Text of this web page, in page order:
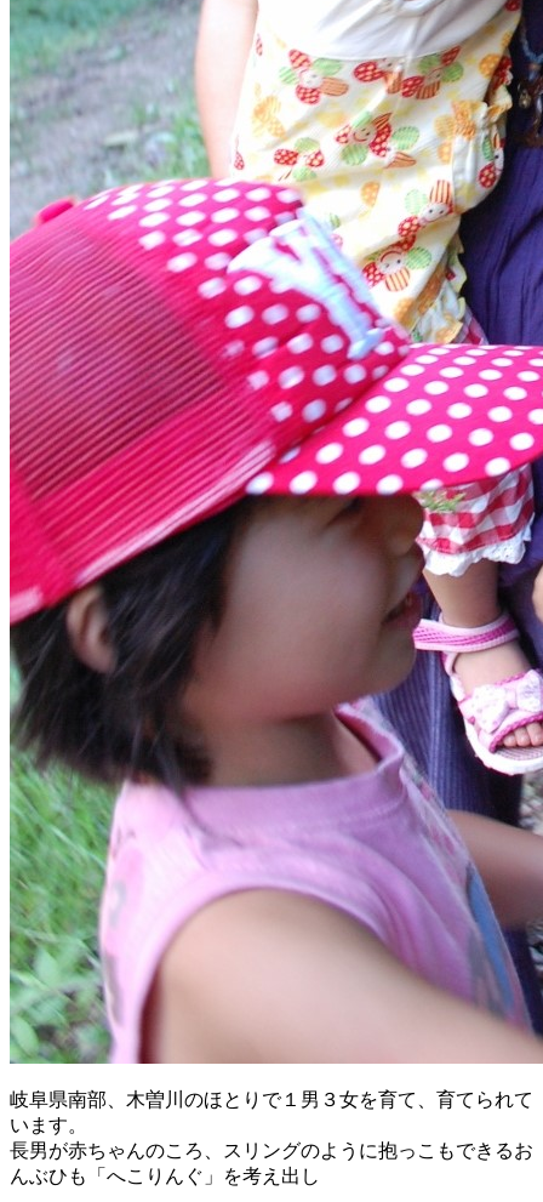
岐阜県南部、木曽川のほとりで１男３女を育て、 育てられて
います。
長男が赤ちゃんのころ、
スリングのように抱っこもできるお
んぶひも「へこりんぐ」
を考え出し